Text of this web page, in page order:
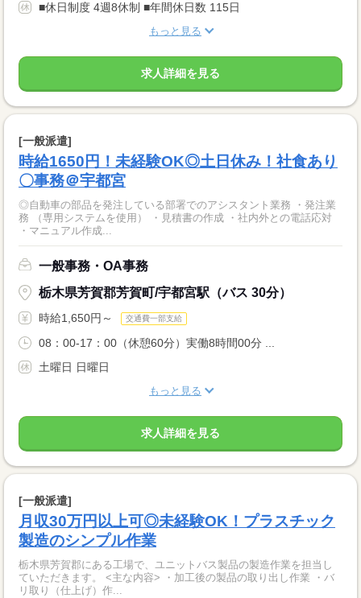
■休日制度 4週8休制 ■年間休日数 115日
もっと見る
求人詳細を見る
[一般派遣]
時給1650円！未経験OK◎土日休み！社食あり
〇事務＠宇都宮
◎自動車の部品を発注している部署でのアシスタント業務 ・発注業
務 （専用システムを使用） ・見積書の作成 ・社内外との電話応対
・マニュアル作成...
一般事務・OA事務
栃木県芳賀郡芳賀町/宇都宮駅（バス 30分）
時給1,650円～ 交通費一部支給
08：00-17：00（休憩60分）実働8時間00分 ...
土曜日 日曜日
もっと見る
求人詳細を見る
[一般派遣]
月収30万円以上可◎未経験OK！プラスチック
製造のシンプル作業
栃木県芳賀郡にある工場で、ユニットバス製品の製造作業を担当し
ていただきます。 <主な内容> ・加工後の製品の取り出し作業 ・バ
リ取り（仕上げ）作...